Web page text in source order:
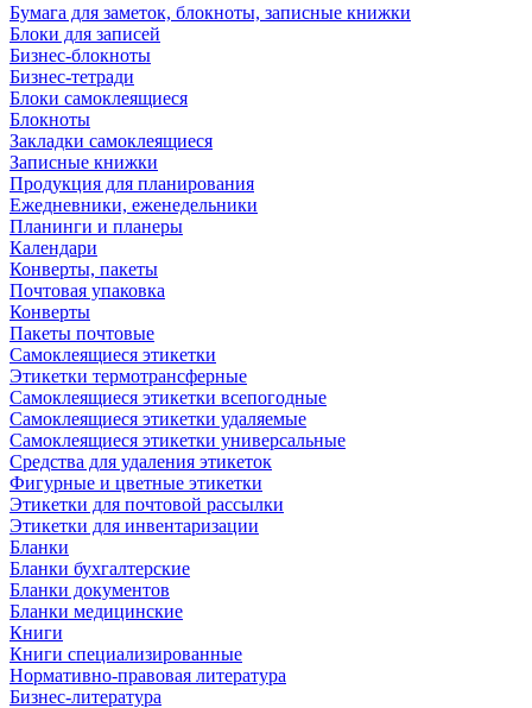
Бумага для заметок, блокноты, записные книжки
Блоки для записей
Бизнес-блокноты
Бизнес-тетради
Блоки самоклеящиеся
Блокноты
Закладки самоклеящиеся
Записные книжки
Продукция для планирования
Ежедневники, еженедельники
Планинги и планеры
Календари
Конверты, пакеты
Почтовая упаковка
Конверты
Пакеты почтовые
Самоклеящиеся этикетки
Этикетки термотрансферные
Самоклеящиеся этикетки всепогодные
Самоклеящиеся этикетки удаляемые
Самоклеящиеся этикетки универсальные
Средства для удаления этикеток
Фигурные и цветные этикетки
Этикетки для почтовой рассылки
Этикетки для инвентаризации
Бланки
Бланки бухгалтерские
Бланки документов
Бланки медицинские
Книги
Книги специализированные
Нормативно-правовая литература
Бизнес-литература